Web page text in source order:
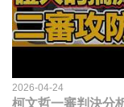
2026-04-24
柯文哲一審判決分